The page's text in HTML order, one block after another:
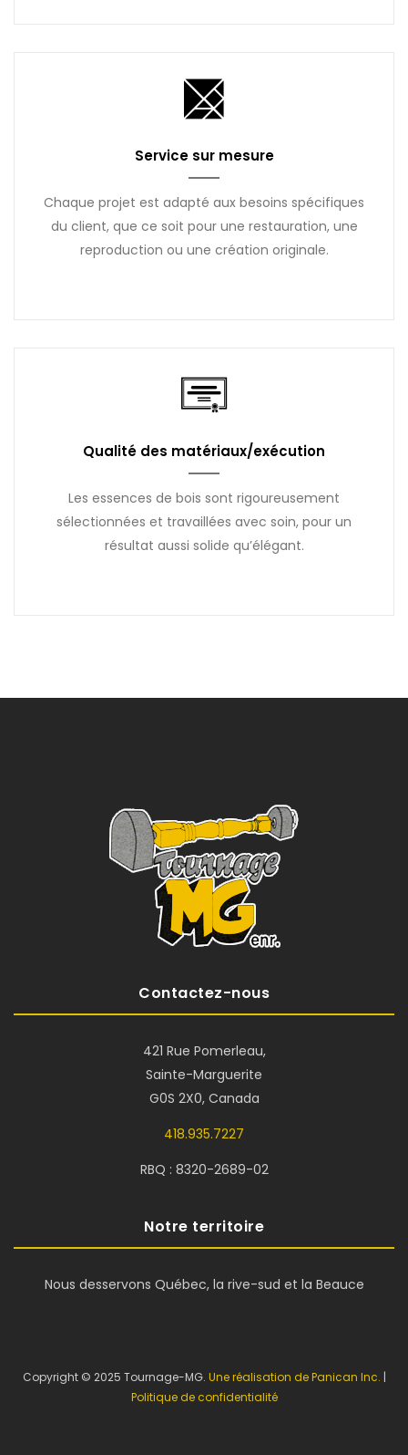
Service sur mesure
Chaque projet est adapté aux besoins spécifiques
du client, que ce soit pour une restauration, une
reproduction ou une création originale.
Qualité des matériaux/exécution
Les essences de bois sont rigoureusement
sélectionnées et travaillées avec soin, pour un
résultat aussi solide qu’élégant.
Contactez-nous
421 Rue Pomerleau,
Sainte-Marguerite
G0S 2X0, Canada
418.935.7227
RBQ : 8320-2689-02
Notre territoire
Nous desservons Québec, la rive-sud et la Beauce
Copyright © 2025 Tournage-MG. Une réalisation de Panican Inc. |
Politique de confidentialité